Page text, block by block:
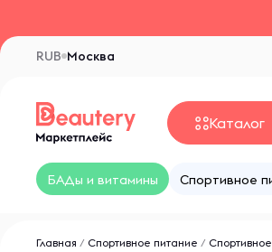
Москва
RUB
Каталог
БАДы и витамины Спортивное
Главная / Спортивное питание /